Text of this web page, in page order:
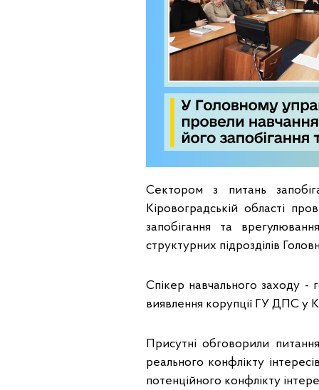
Сектором з питань
Кіровоградській області
запобігання та
структурних підрозділів
Спікер навчального заходу -
виявлення корупції ГУ ДПС у
Присутні обговорили
реального конфлікту
потенційного конфлікту